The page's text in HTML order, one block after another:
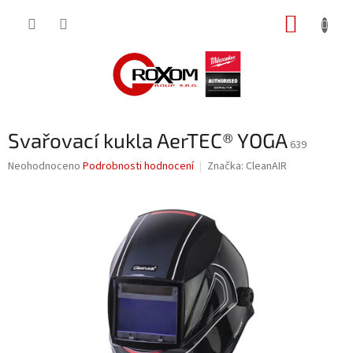
Svařovací kukla AerTEC® YOGA 639
Průměrné
Neohodnoceno Podrobnosti hodnocení Značka: CleanAIR